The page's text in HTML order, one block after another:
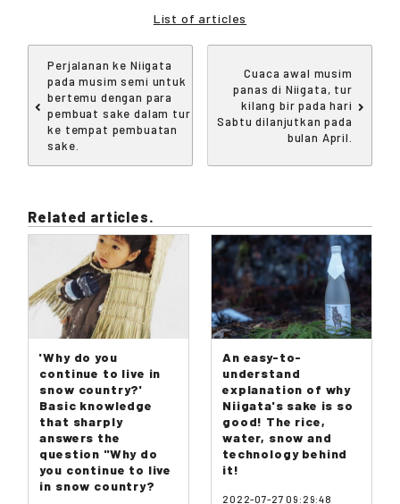
List of articles
Perjalanan ke Niigata
pada musim semi untuk
bertemu dengan para
pembuat sake dalam tur
ke tempat pembuatan
sake.
Cuaca awal musim
panas di Niigata, tur
kilang bir pada hari
Sabtu dilanjutkan pada
bulan April.
Related articles.
'Why do you
continue to live in
snow country?'
Basic knowledge
that sharply
answers the
question "Why do
you continue to live
in snow country?
An easy-to-
understand
explanation of why
Niigata's sake is so
good! The rice,
water, snow and
technology behind
it!
2022-07-27 09:29:48